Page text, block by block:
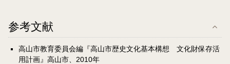
参考文献
高山市教育委員会編『高山市歴史文化基本構想 文化財保存活
用計画』高山市、2010年